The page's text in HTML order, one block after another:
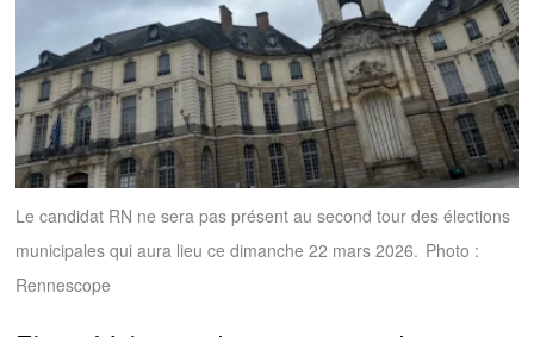
Le candidat RN ne sera pas présent au second tour des élections
municipales qui aura lieu ce dimanche 22 mars 2026. Photo :
Rennescope